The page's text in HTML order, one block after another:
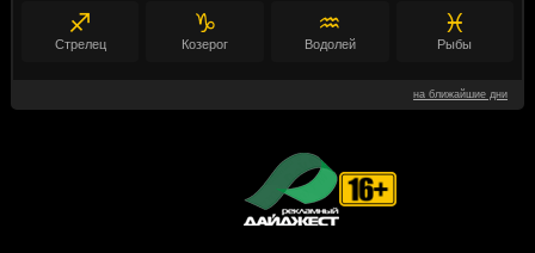
♐
Стрелец
♑
Козерог
♒
Водолей
♓
Рыбы
на ближайшие дни